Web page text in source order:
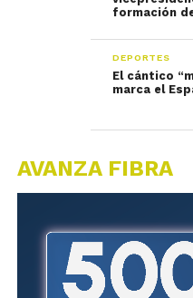
formación
DEPORTES
El cántico
marca el
AVANZA FIBRA